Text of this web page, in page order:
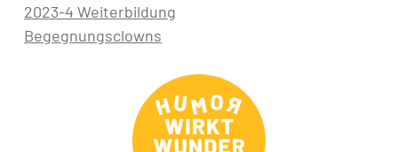
2023-4 Weiterbildung
Begegnungsclowns